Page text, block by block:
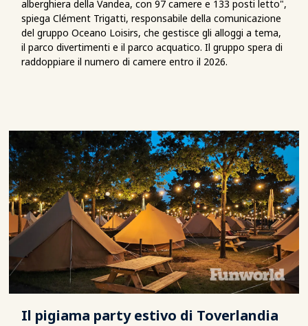
alberghiera della Vandea, con 97 camere e 133 posti letto",
spiega Clément Trigatti, responsabile della comunicazione
del gruppo Oceano Loisirs, che gestisce gli alloggi a tema,
il parco divertimenti e il parco acquatico. Il gruppo spera di
raddoppiare il numero di camere entro il 2026.
Il pigiama party estivo di Toverlandia